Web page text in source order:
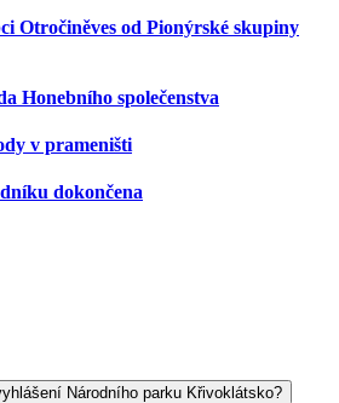
Otročiněves od Pionýrské skupiny
Honebního společenstva
v prameništi
dokončena
Zajímá vás problematika vyhlášení Národního parku Křivoklátsko?